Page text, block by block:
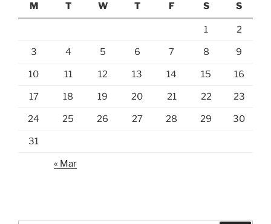
M
T W T F S S
1 2
3 4 5 6 7 8 9
10 11 12 13 14 15 16
17 18 19 20 21 22 23
24 25 26 27 28 29 30
31
« Mar